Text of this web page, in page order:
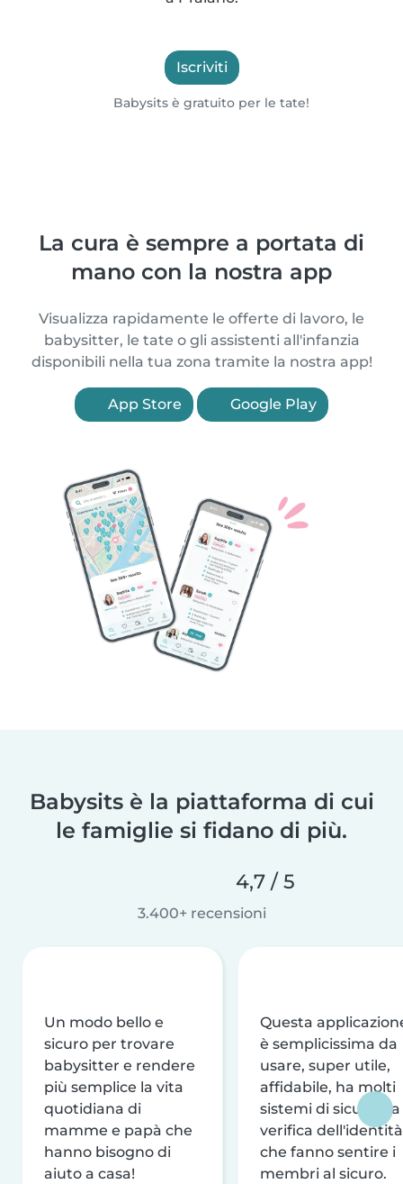
Iscriviti
Babysits è gratuito per le tate!
La cura è sempre a portata di
mano con la nostra app
Visualizza rapidamente le offerte di lavoro, le
babysitter, le tate o gli assistenti all'infanzia
disponibili nella tua zona tramite la nostra app!
App Store Google Play
Babysits è la piattaforma di cui
le famiglie si fidano di più.
4,7 / 5
3.400+ recensioni
Un modo bello e
sicuro per trovare
babysitter e rendere
più semplice la vita
quotidiana di
mamme e papà che
hanno bisogno di
aiuto a casa!
Questa
è semplicissima da
usare, super utile,
affidabile, ha molti
sistemi di sicurezza
verifica dell'identità
che fanno sentire i
membri al sicuro.